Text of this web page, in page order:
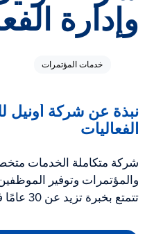
وإدارة
خدمات المؤتمرات
نبذة عن شركة أونيل
الفعاليات
شركة متكاملة الخدمات
والمؤتمرات وتوفير
تتمتع بخبرة تزيد عن 30 عامًا في مدينة كانساس سيتي.